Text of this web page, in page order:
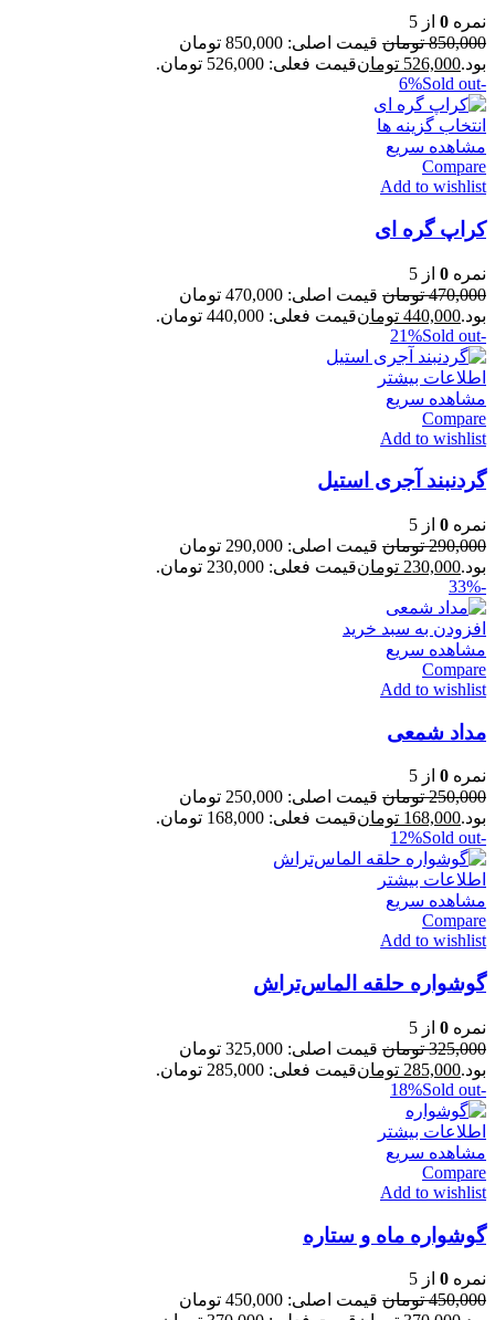
نمره 0 از 5
850,000 تومان
قیمت اصلی: 850,000 تومان
بود.526,000 تومانقیمت فعلی: 526,000 تومان.
-6%
Sold out
انتخاب گزینه ها
مشاهده سریع
Compare
Add to wishlist
کراپ‌ گره ای
نمره 0 از 5
470,000 تومان
قیمت اصلی: 470,000 تومان
بود.440,000 تومانقیمت فعلی: 440,000 تومان.
-21%
Sold out
اطلاعات بیشتر
مشاهده سریع
Compare
Add to wishlist
گردنبند آجری استیل
نمره 0 از 5
290,000 تومان
قیمت اصلی: 290,000 تومان
بود.230,000 تومانقیمت فعلی: 230,000 تومان.
-33%
افزودن به سبد خرید
مشاهده سریع
Compare
Add to wishlist
مداد شمعی
نمره 0 از 5
250,000 تومان
قیمت اصلی: 250,000 تومان
بود.168,000 تومانقیمت فعلی: 168,000 تومان.
-12%
Sold out
اطلاعات بیشتر
مشاهده سریع
Compare
Add to wishlist
گوشواره حلقه‌ الماس‌تراش
نمره 0 از 5
325,000 تومان
قیمت اصلی: 325,000 تومان
بود.285,000 تومانقیمت فعلی: 285,000 تومان.
-18%
Sold out
اطلاعات بیشتر
مشاهده سریع
Compare
Add to wishlist
گوشواره ماه و ستاره
نمره 0 از 5
450,000 تومان
قیمت اصلی: 450,000 تومان